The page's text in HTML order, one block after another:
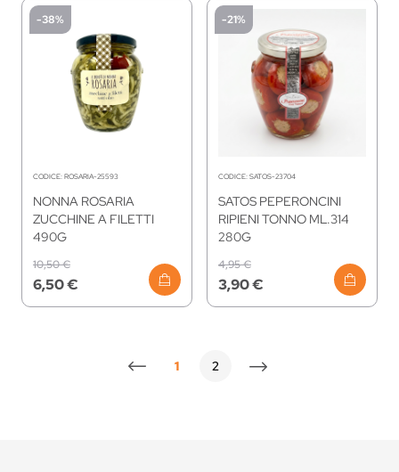
-38%
CODICE: ROSARIA-25593
NONNA ROSARIA
ZUCCHINE A FILETTI
490G
6,50 €
10,50 €
-21%
CODICE: SATOS-23704
SATOS PEPERONCINI
RIPIENI TONNO ML.314
280G
3,90 €
4,95 €
Attualmente stai leggendo la pagina
1 Pagina
2